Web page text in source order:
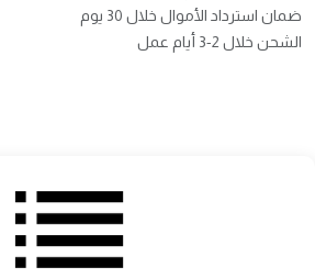
ضمان استرداد الأموال خلال 30 يوم
الشحن خلال 2-3 أيام عمل